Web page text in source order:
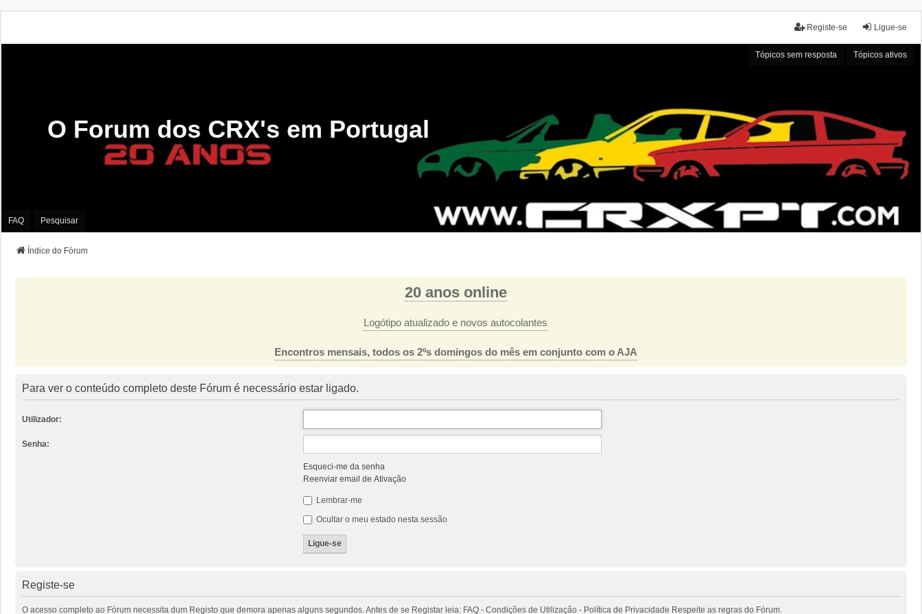
Ligue-se
Registe-se
Tópicos sem resposta Tópicos ativos
O Forum dos CRX's em Portugal
FAQ Pesquisar
Índice do Fórum
20 anos online
Logótipo atualizado e novos autocolantes
Encontros mensais, todos os 2ºs domingos do mês em conjunto com o AJA
Para ver o conteúdo completo deste Fórum é necessário estar ligado.
Utilizador:
Senha:
Esqueci-me da senha
Reenviar email de Ativação
Lembrar-me
Ocultar o meu estado nesta sessão
Registe-se
O acesso completo ao Fórum necessita dum Registo que demora apenas alguns segundos. Antes de se Registar leia: FAQ - Condições de Utilização - Política de Privacidade Respeite as regras do Fórum.